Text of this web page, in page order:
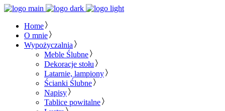
Home
O mnie
Wypożyczalnia
Meble Ślubne
Dekoracje stołu
Latarnie, lampiony
Ścianki Ślubne
Napisy
Tablice powitalne